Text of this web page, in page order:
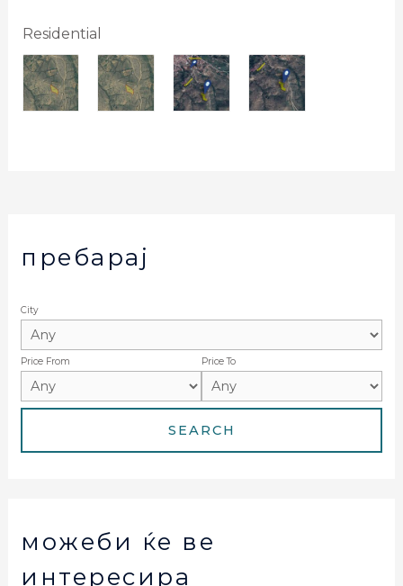
Residential
пребарај
City
Price From Price To
можеби ќе ве
интересира